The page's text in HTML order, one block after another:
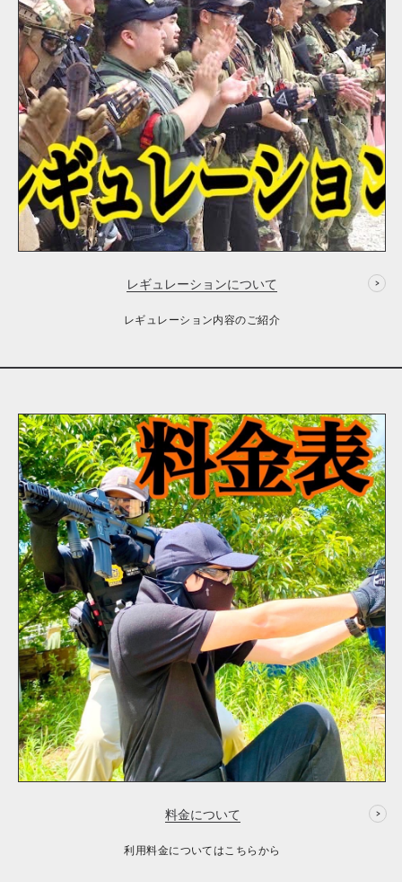
レギュレーションについて
レギュレーション内容のご紹介
料金について
利用料金についてはこちらから